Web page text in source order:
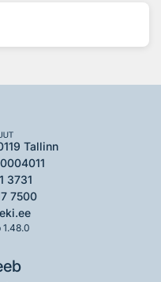
Tallinn
3731
7500